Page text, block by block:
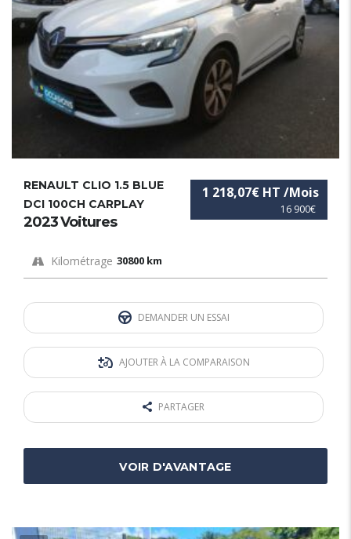
16 900€
1 218,07€ HT /Mois
RENAULT CLIO 1.5 BLUE
DCI 100CH CARPLAY
2023 Voitures
Kilométrage 30800 km
DEMANDER UN ESSAI
AJOUTER À LA COMPARAISON
PARTAGER
VOIR D'AVANTAGE